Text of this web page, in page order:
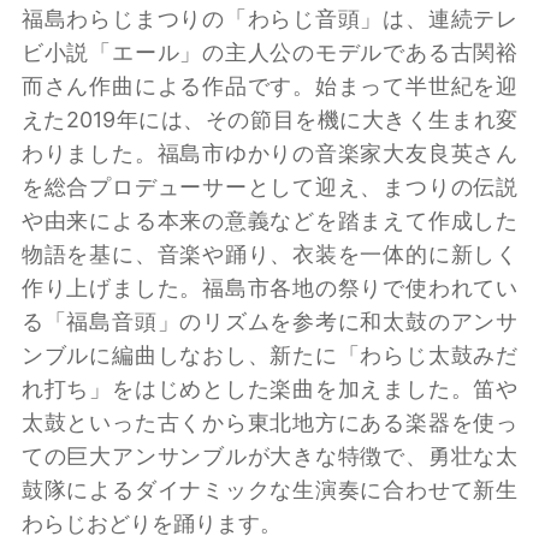
福島わらじまつりの「わらじ音頭」は、連続テレ
ビ小説「エール」の主人公のモデルである古関裕
而さん作曲による作品です。始まって半世紀を迎
えた2019年には、その節目を機に大きく生まれ変
わりました。福島市ゆかりの音楽家大友良英さん
を総合プロデューサーとして迎え、まつりの伝説
や由来による本来の意義などを踏まえて作成した
物語を基に、音楽や踊り、衣装を一体的に新しく
作り上げました。福島市各地の祭りで使われてい
る「福島音頭」のリズムを参考に和太鼓のアンサ
ンブルに編曲しなおし、新たに「わらじ太鼓みだ
れ打ち」をはじめとした楽曲を加えました。笛や
太鼓といった古くから東北地方にある楽器を使っ
ての巨大アンサンブルが大きな特徴で、勇壮な太
鼓隊によるダイナミックな生演奏に合わせて新生
わらじおどりを踊ります。